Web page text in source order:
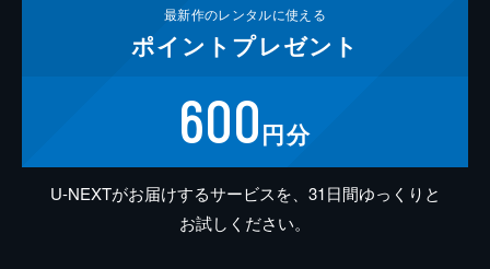
最新作のレンタルに使える
ポイント プレゼント
600円分
U-NEXTがお届けするサービスを、31日間ゆっくりと
お試しください。